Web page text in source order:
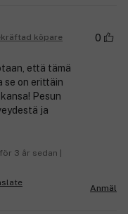
köpare 0
että tämä
se on erittäin
Pesun
ja
3 år sedan |
Anmäl